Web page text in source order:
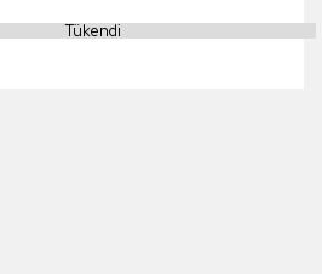
Tükendi